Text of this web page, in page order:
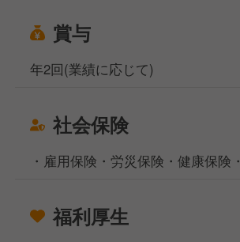
賞与
年2回(業績に応じて)
社会保険
・雇用保険・労災保険・健康保険
福利厚生